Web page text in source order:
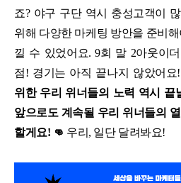
죠? 야구 구단 역시 충성고객이
위해 다양한 마케팅 방안을 준비
낄 수 있었어요. 9회 말 2아웃이
점! 경기는 아직 끝나지 않았어요!
위한 우리 위너들의 노력 역시 끝
앞으로도 계속될 우리 위너들의
할게요! 👊 우리, 일단 달려봐요!